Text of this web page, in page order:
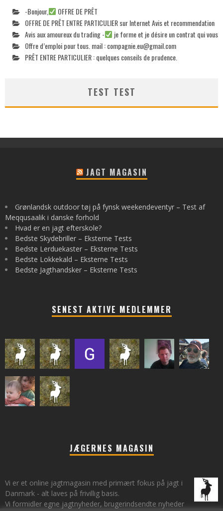
-Bonjour,
OFFRE DE PRÊT
OFFRE DE PRÊT ENTRE PARTICULIER sur Internet Avis et recommendation
Avis aux amoureux du trading -
je forme et je désire un contrat qui vous
Offre d’emploi pour tous. mail :compagnie.eu@gmail.com
PRÊT ENTRE PARTICULIER : quelques conseils de prudence.
TEST TEST
JAGT MAGASIN
Grønlandsk outdoor tøj på fynsk weekendeventyr – Test af
Meqqusaalik i danske forhold
Hvad er en jagt efterskole?
Bedste Skydebriller – Eksterne Tests
Bedste Lerduekaster – Eksterne Tests
Bedste Lokkekald – Eksterne Tests
Bedste Jagthandsker – Eksterne Tests
SENEST AKTIVE MEDLEMMER
JÆGERNES MAGASIN
Vi er et online jagtmagasin med primært fokus på jagt i
Danmark - alt laves på frivillig basis.
Vi formidler egne jagtnyheder, brugerindsendte nyheder